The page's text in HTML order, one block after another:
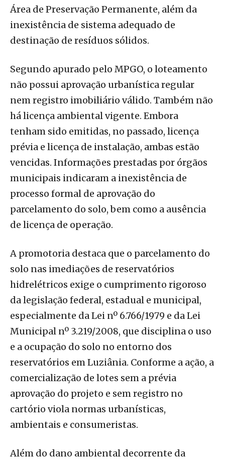
Área de Preservação Permanente, além da
inexistência de sistema adequado de
destinação de resíduos sólidos.
Segundo apurado pelo MPGO, o loteamento
não possui aprovação urbanística regular
nem registro imobiliário válido. Também não
há licença ambiental vigente. Embora
tenham sido emitidas, no passado, licença
prévia e licença de instalação, ambas estão
vencidas. Informações prestadas por órgãos
municipais indicaram a inexistência de
processo formal de aprovação do
parcelamento do solo, bem como a ausência
de licença de operação.
A promotoria destaca que o parcelamento do
solo nas imediações de reservatórios
hidrelétricos exige o cumprimento rigoroso
da legislação federal, estadual e municipal,
especialmente da Lei nº 6.766/1979 e da Lei
Municipal nº 3.219/2008, que disciplina o uso
e a ocupação do solo no entorno dos
reservatórios em Luziânia. Conforme a ação, a
comercialização de lotes sem a prévia
aprovação do projeto e sem registro no
cartório viola normas urbanísticas,
ambientais e consumeristas.
Além do dano ambiental decorrente da